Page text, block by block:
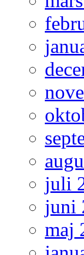
juli
juni
maj